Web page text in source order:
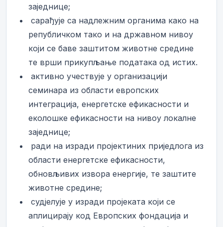
заједнице;
­ сарађује са надлежним органима како на
републичком тако и на државном нивоу
који се баве заштитом животне средине
те врши прикупљање података од истих.
­ активно учествује у организацији
семинара из области европских
интеграција, енергетске ефикасности и
еколошке ефикасности на нивоу локалне
заједнице;
­ ради на изради пројектиних приједлога из
области енергетске ефикасности,
обновљивих извора енергије, те заштите
животне средине;
­ судјелује у изради пројеката који се
аплицирају код Европских фондација и